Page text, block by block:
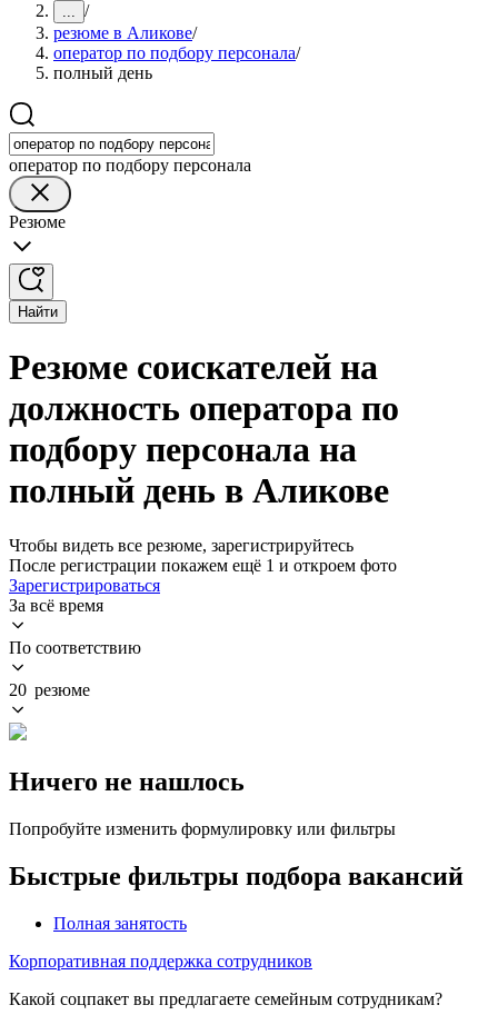
... /
резюме в Аликове/
оператор по подбору персонала/
полный день
оператор по подбору персонала
Резюме
Найти
Резюме соискателей на
должность оператора по
подбору персонала на
полный день в Аликове
Чтобы видеть все резюме, зарегистрируйтесь
После регистрации покажем ещё 1 и откроем фото
Зарегистрироваться
За всё время
По соответствию
20 резюме
Ничего не нашлось
Попробуйте изменить формулировку или фильтры
Быстрые фильтры подбора вакансий
Полная занятость
Корпоративная поддержка сотрудников
Какой соцпакет вы предлагаете семейным сотрудникам?